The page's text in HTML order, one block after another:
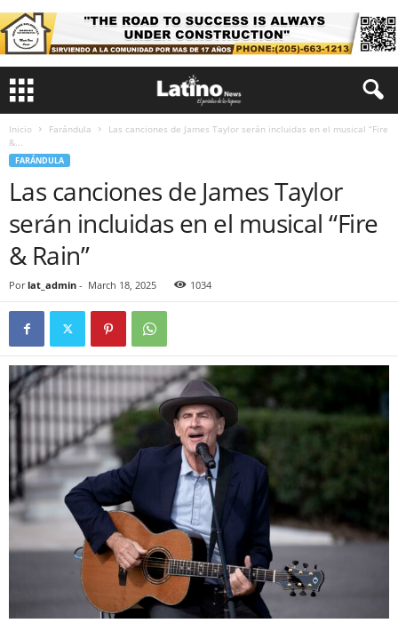
Inicio Farándula
Las canciones de James Taylor serán incluidas en el musical “Fire
&...
FARÁNDULA
Las canciones de James Taylor
serán incluidas en el musical “Fire
& Rain”
Por lat_admin - March 18, 2025 1034